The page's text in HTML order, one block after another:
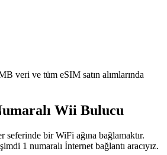
veri ve tüm eSIM satın alımlarında
Wii Bulucu
seferinde bir WiFi ağına bağlamaktır.
1 numaralı İnternet bağlantı aracıyız.